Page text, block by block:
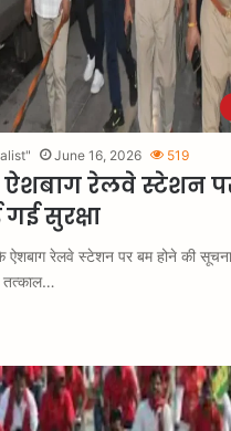
June 16, 2026 519
ऐशबाग रेलवे स्टेशन
सुरक्षा
रेलवे स्टेशन पर बम होने की
तत्काल…